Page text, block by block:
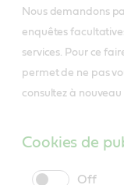
Nous demandons
enquêtes
services. Pour ce
permet de ne pas
consultez à nouveau
Cookies de
cookie